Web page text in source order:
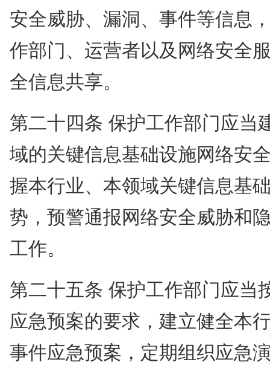
安全威胁、漏洞、事件等信息
作部门、运营者以及网络安全
全信息共享。
第二十四条 保护工作部门应当
域的关键信息基础设施网络安
握本行业、本领域关键信息基
势，预警通报网络安全威胁和
工作。
第二十五条 保护工作部门应当
应急预案的要求，建立健全本
事件应急预案，定期组织应急